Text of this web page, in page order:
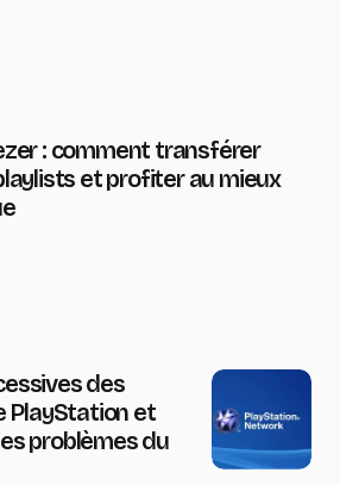
: comment transférer
et profiter au mieux
des
PlayStation et
problèmes du